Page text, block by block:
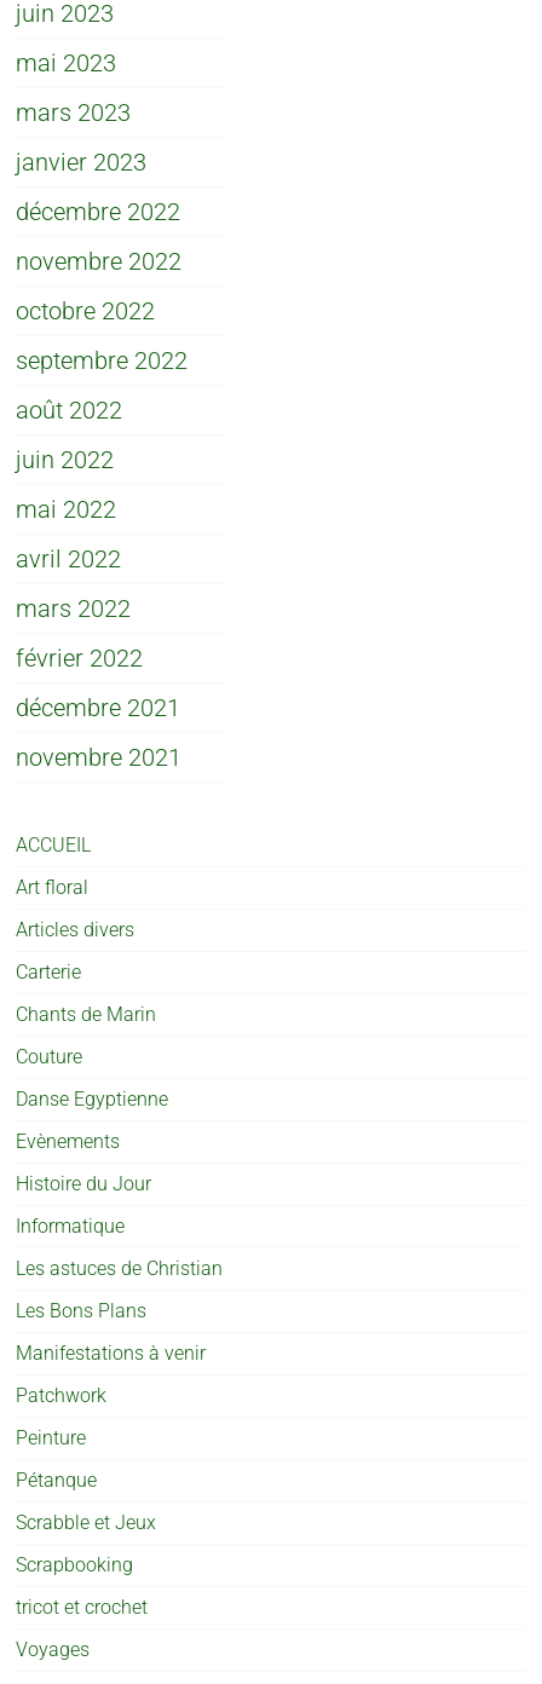
juin 2023
mai 2023
mars 2023
janvier 2023
décembre 2022
novembre 2022
octobre 2022
septembre 2022
août 2022
juin 2022
mai 2022
avril 2022
mars 2022
février 2022
décembre 2021
novembre 2021
ACCUEIL
Art floral
Articles divers
Carterie
Chants de Marin
Couture
Danse Egyptienne
Evènements
Histoire du Jour
Informatique
Les astuces de Christian
Les Bons Plans
Manifestations à venir
Patchwork
Peinture
Pétanque
Scrabble et Jeux
Scrapbooking
tricot et crochet
Voyages